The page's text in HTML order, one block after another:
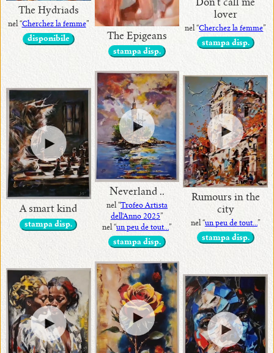
The Hydriads
nel “Cherchez la femme”
disponibile The Epigeans
stampa disp.
Don't call me
lover
nel “Cherchez la femme”
stampa disp.
A smart kind
stampa disp.
Neverland ..
nel “Trofeo Artista
dell'Anno 2025”
nel “un peu de tout...”
stampa disp.
Rumours in the
city
nel “un peu de tout...”
stampa disp.